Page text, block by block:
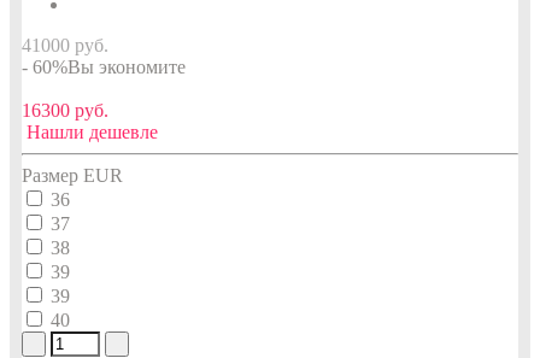
41000 руб.
- 60%Вы экономите
16300 руб.
Нашли дешевле
Размер EUR
36
37
38
39
39
40